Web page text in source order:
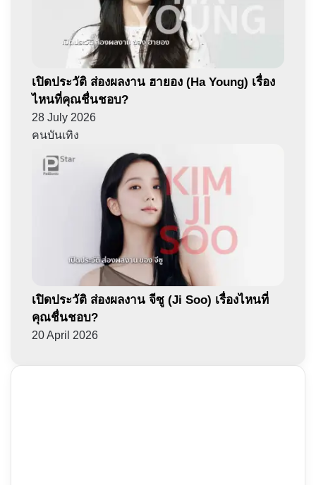
เปิดประวัติ ส่องผลงาน ฮายอง (Ha Young) เรื่อง
ไหนที่คุณชื่นชอบ?
28 July 2026
คนบันเทิง
เปิดประวัติ ส่องผลงาน จีซู (Ji Soo) เรื่องไหนที่
คุณชื่นชอบ?
20 April 2026